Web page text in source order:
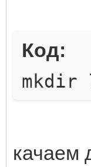
Код:
mkdir
качаем